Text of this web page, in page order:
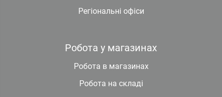
Регіональні офіси
Робота у магазинах
Робота в магазинах
Робота на складі